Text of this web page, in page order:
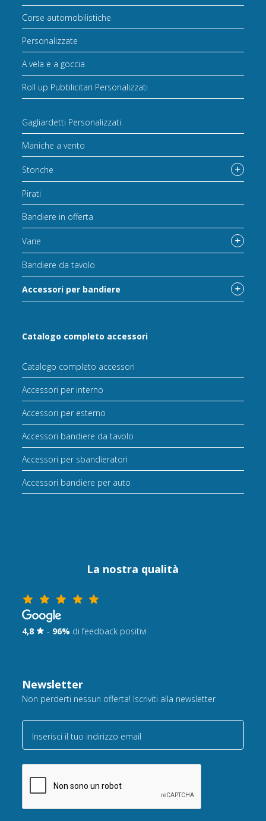
Corse automobilistiche
Personalizzate
A vela e a goccia
Roll up Pubblicitari Personalizzati
Gagliardetti Personalizzati
Maniche a vento
Storiche
Pirati
Bandiere in offerta
Varie
Bandiere da tavolo
Accessori per bandiere
Catalogo completo accessori
Catalogo completo accessori
Accessori per interno
Accessori per esterno
Accessori bandiere da tavolo
Accessori per sbandieratori
Accessori bandiere per auto
La nostra qualità
4,8 - 96% di feedback positivi
Newsletter
Non perderti nessun offerta! Iscriviti alla newsletter
Inserisci il tuo indirizzo email